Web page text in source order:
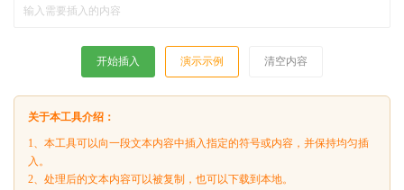
开始插入 演示示例 清空内容
关于本工具介绍：
1、本工具可以向一段文本内容中插入指定的符号或内容，并保持均匀插
入。
2、处理后的文本内容可以被复制，也可以下载到本地。